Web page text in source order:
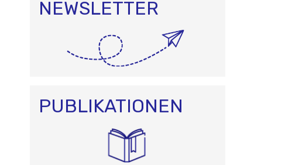
NEWSLETTER
PUBLIKATIONEN